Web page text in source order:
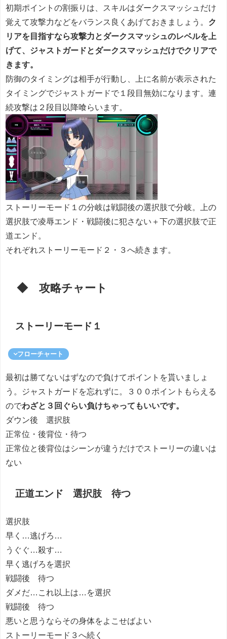
初期ポイントの割振りは、スキルはダークスマッシュだけ
覚えて攻撃力などをバランス良くあげておきましょう。 ク
リアを目指すなら攻撃力とダークスマッシュのレベルを上
げて、ジャストガードとダークスマッシュだけでクリアで
きます。
防御のタイミングは相手が行動し、上に名前が表示された
タイミングでジャストガードで１段目無効になります。連
続攻撃は２段目以降喰らいます。
ストーリーモード１の分岐は戦闘後の選択肢で分岐。上の
選択肢で凌辱エンド・戦闘後に犯さない＋下の選択肢で正
道エンド。
それぞれストーリーモード２・３へ続きます。
◆ 攻略チャート
ストーリーモード１
フローチャート
最初は勝てないはずなので負けてポイントを貰いましょ
う。ジャストガードを忘れずに。３００ポイントもらえる
のでわざと３回ぐらい負けちゃってもいいです。
ダウン後 選択肢
正常位・後背位・待つ
正常位と後背位はシーンが違うだけでストーリーの違いは
ない
正道エンド 選択肢 待つ
選択肢
早く…逃げろ…
うぐぐ…殺す…
早く逃げろを選択
戦闘後 待つ
ダメだ…これ以上は…を選択
戦闘後 待つ
悪いと思うならその身体をよこせばよい
ストーリーモード３へ続く